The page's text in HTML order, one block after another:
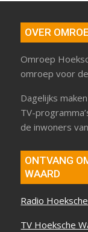
OVER
Omroep
omroep voor
Dagelijks
TV-
de inwoners
ONTVANG
WAARD
Radio
TV Hoeksche